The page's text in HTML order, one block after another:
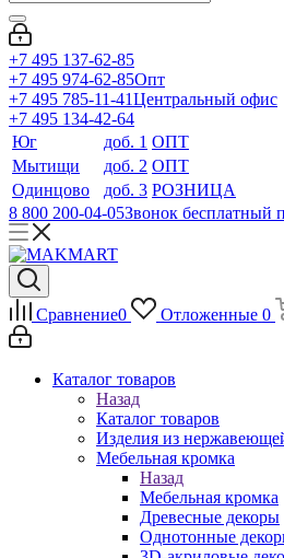
+7 495 137-62-85
+7 495 974-62-85Опт
+7 495 785-11-41Центральный офис
+7 495 134-42-64
Юг
доб. 1 ОПТ
Мытищи
доб. 2 ОПТ
Одинцово
доб. 3 РОЗНИЦА
8 800 200-04-05Звонок бесплатный
Сравнение0 Отложенные 0
Каталог товаров
Назад
Каталог товаров
Изделия из
Мебельная кромка
Назад
Мебельная кромка
Древесные декоры
Однотонные